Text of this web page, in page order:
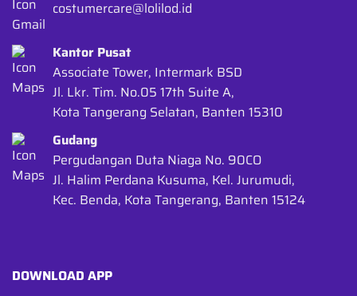
costumercare@lolilod.id
Kantor Pusat
Associate Tower, Intermark BSD
Jl. Lkr. Tim. No.05 17th Suite A,
Kota Tangerang Selatan, Banten 15310
Gudang
Pergudangan Duta Niaga No. 90CO
Jl. Halim Perdana Kusuma, Kel. Jurumudi,
Kec. Benda, Kota Tangerang, Banten 15124
DOWNLOAD APP